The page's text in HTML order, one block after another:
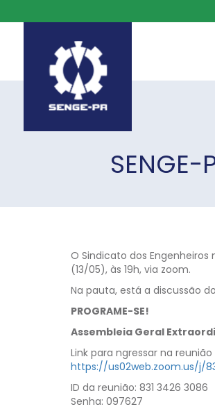
O Sindicato dos
(13/05), às 19h, via zoom.
Na pauta, está a discussão
PROGRAME-SE!
Assembleia Geral
Link para ngressar na
https://us02web.zoom.us/j/
ID da reunião: 831 3426 3086
Senha: 097627